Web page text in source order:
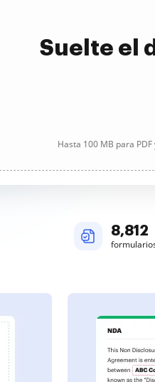
Suelte el
Hasta 100 MB para PDF
8,813